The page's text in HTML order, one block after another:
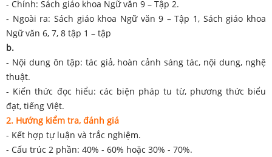
- Chính: Sách giáo khoa Ngữ văn 9 – Tập 2.
- Ngoài ra: Sách giáo khoa Ngữ văn 9 – Tập 1, Sách giáo khoa
Ngữ văn 6, 7, 8 tập 1 – tập
b.
- Nội dung ôn tập: tác giả, hoàn cảnh sáng tác, nội dung, nghệ
thuật.
- Kiến thức đọc hiểu: các biện pháp tu từ, phương thức biểu
đạt, tiếng Việt.
2. Hướng kiểm tra, đánh giá
- Kết hợp tự luận và trắc nghiệm.
- Cấu trúc 2 phần: 40% - 60% hoặc 30% - 70%.